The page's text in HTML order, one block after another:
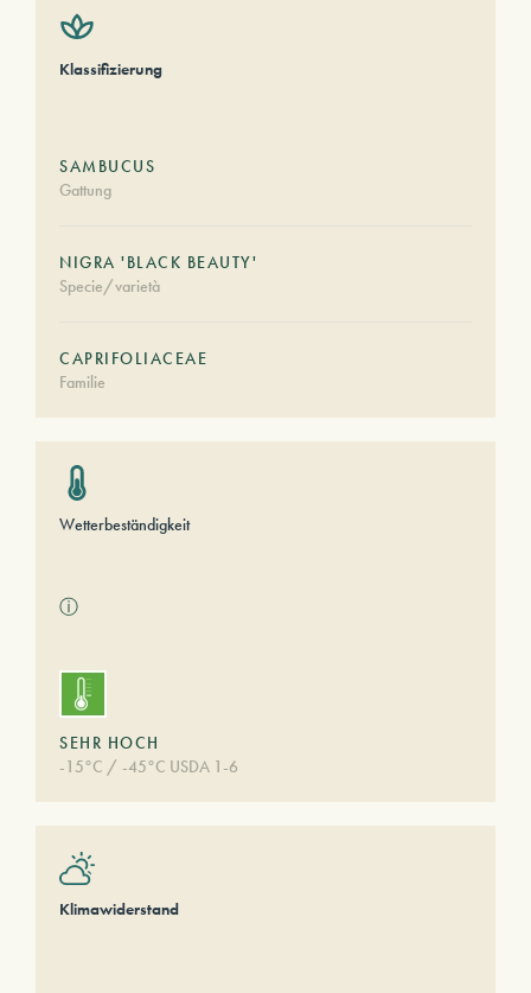
Klassifizierung
SAMBUCUS
Gattung
NIGRA 'BLACK BEAUTY'
Specie/varietà
CAPRIFOLIACEAE
Familie
Wetterbeständigkeit
ⓘ
SEHR HOCH
-15°C / -45°C USDA 1-6
Klimawiderstand